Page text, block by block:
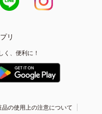
リ
く、便利に！
品の使用上の注意について